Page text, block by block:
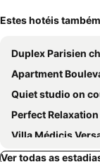
Estes hotéis
Duplex Parisien charmant
Apartment
Quiet studio on courtyard Paris 14th near
Perfect Relaxation -
Villa Médicis Versailles
Tour Eiffel, Paris Expo - Parc Des
Ver todas as